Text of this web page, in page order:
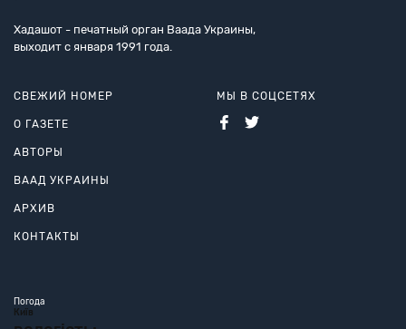
Хадашот - печатный орган Ваада Украины,
выходит с января 1991 года.
СВЕЖИЙ НОМЕР
О ГАЗЕТЕ
АВТОРЫ
ВААД УКРАИНЫ
АРХИВ
КОНТАКТЫ
МЫ В СОЦСЕТЯХ
Погода
Київ